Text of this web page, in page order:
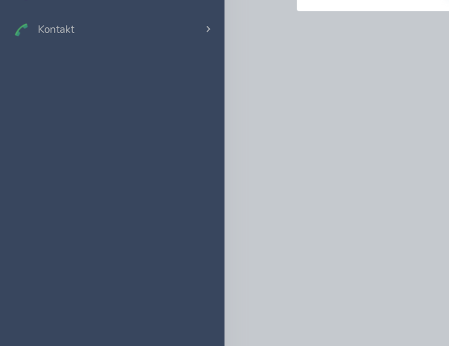
Kontakt